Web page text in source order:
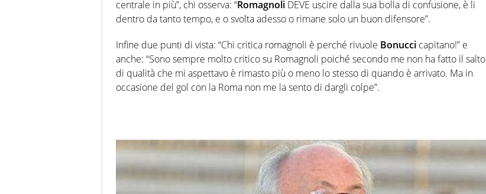
centrale in più”, chi osserva: “Romagnoli DEVE uscire dalla sua bolla di confusione, è li
dentro da tanto tempo, e o svolta adesso o rimane solo un buon difensore”.
Infine due punti di vista: “Chi critica romagnoli è perché rivuole Bonucci capitano!” e
anche: “Sono sempre molto critico su Romagnoli poiché secondo me non ha fatto il salto
di qualità che mi aspettavo è rimasto più o meno lo stesso di quando è arrivato. Ma in
occasione del gol con la Roma non me la sento di dargli colpe”.